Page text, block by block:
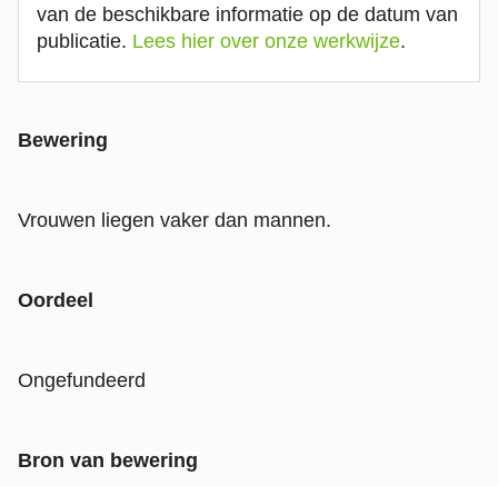
van de beschikbare informatie op de datum van
publicatie. Lees hier over onze werkwijze.
Bewering
Vrouwen liegen vaker dan mannen.
Oordeel
Ongefundeerd
Bron van bewering